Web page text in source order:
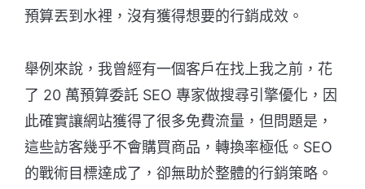
預算丟到水裡，沒有獲得想要的行銷成效。
舉例來說，我曾經有一個客戶在找上我之前，花
了 20 萬預算委託 SEO 專家做搜尋引擎優化，因
此確實讓網站獲得了很多免費流量，但問題是，
這些訪客幾乎不會購買商品，轉換率極低。SEO
的戰術目標達成了，卻無助於整體的行銷策略。